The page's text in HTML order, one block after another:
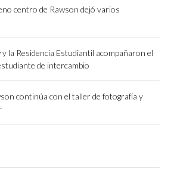
centro de Rawson dejó varios
la Residencia Estudiantil acompañaron el
de intercambio
continúa con el taller de fotografía y